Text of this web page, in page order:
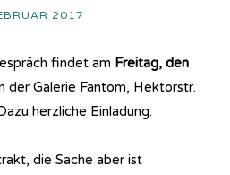
2017
findet am Freitag, den
der Galerie Fantom, Hektorstr.
herzliche Einladung.
die Sache aber ist